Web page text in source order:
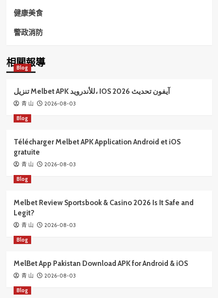
健康美食
警政消防
相關報導
Blog
تنزيل Melbet APK للأندرويد، IOS آيفون تحديث 2026
青 山 2026-08-03
Blog
Télécharger Melbet APK Application Android et iOS
gratuite
青 山 2026-08-03
Blog
Melbet Review Sportsbook & Casino 2026 Is It Safe and
Legit?
青 山 2026-08-03
Blog
MelBet App Pakistan Download APK for Android & iOS
青 山 2026-08-03
Blog